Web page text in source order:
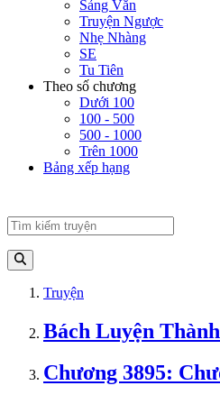
Sảng Văn
Truyện Ngược
Nhẹ Nhàng
SE
Tu Tiên
Theo số chương
Dưới 100
100 - 500
500 - 1000
Trên 1000
Bảng xếp hạng
Truyện
Bách Luyện
Chương 3895: